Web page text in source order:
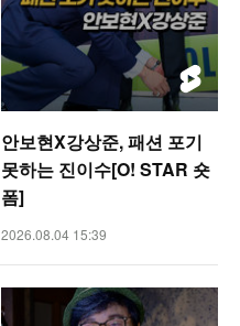
안보현X강상준, 패션 포기
못하는 진이수[O! STAR 숏
폼]
2026.08.04 15:39